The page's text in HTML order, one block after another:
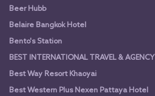
Beer Hubb
Belaire Bangkok Hotel
Bento's Station
BEST INTERNATIONAL TRAVEL & AGENCY
Best Way Resort Khaoyai
Best Western Plus Nexen Pattaya Hotel